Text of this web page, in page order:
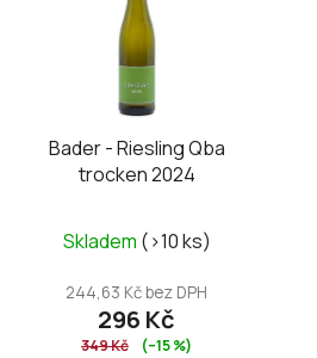
Bader - Riesling Qba
trocken 2024
Skladem (>10 ks)
244,63 Kč bez DPH
296 Kč
349 Kč (–15 %)